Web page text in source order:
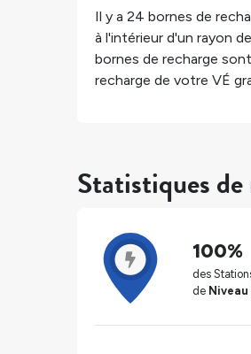
Il y a 24 bornes de
à l'intérieur d'un rayon
bornes de recharge
recharge de votre VÉ
Statistiques
100%
des
de Niveau